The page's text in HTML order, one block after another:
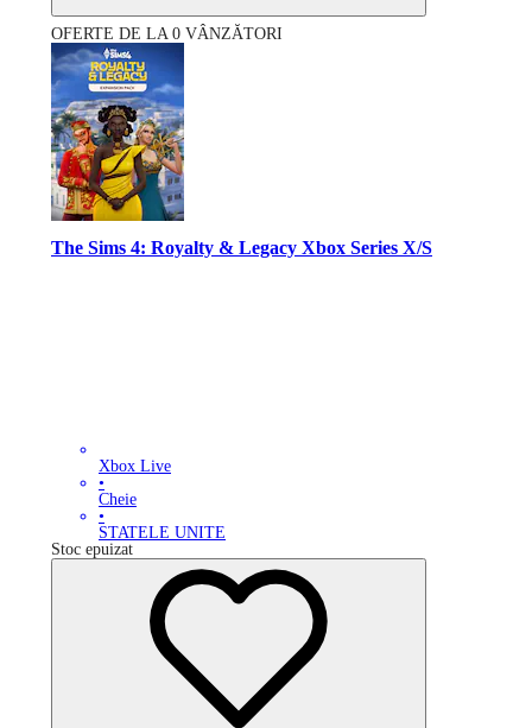
OFERTE DE LA 0 VÂNZĂTORI
The Sims 4: Royalty & Legacy Xbox Series X/S
Xbox Live
•
Cheie
•
STATELE UNITE
Stoc epuizat